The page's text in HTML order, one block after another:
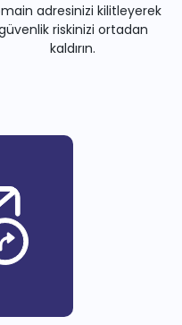
adresinizi kilitleyerek
riskinizi ortadan
kaldırın.